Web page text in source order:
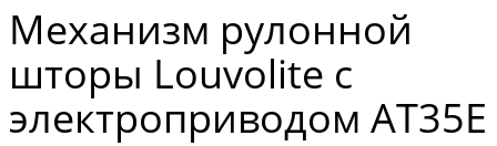
Механизм рулонной
шторы Louvolite с
электроприводом AT35E